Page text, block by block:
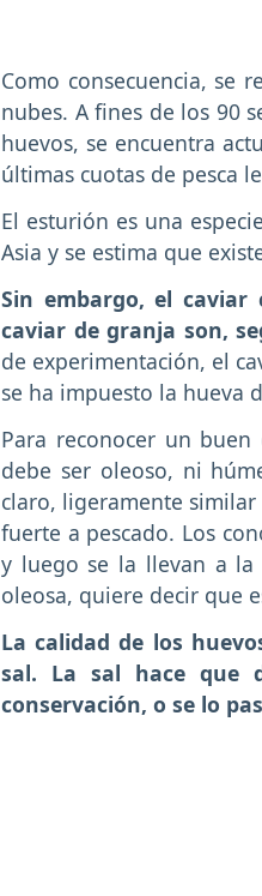
Como consecuencia, se
nubes. A fines de los 90
huevos, se encuentra
últimas cuotas de pesca
El esturión es una
Asia y se estima que
Sin embargo, el
caviar de granja son,
de experimentación, el
se ha impuesto la hueva
Para reconocer un
debe ser oleoso, ni
claro, ligeramente
fuerte a pescado. Los
y luego se la llevan a
oleosa, quiere decir que
La calidad de los
sal. La sal hace que
conservación, o se lo